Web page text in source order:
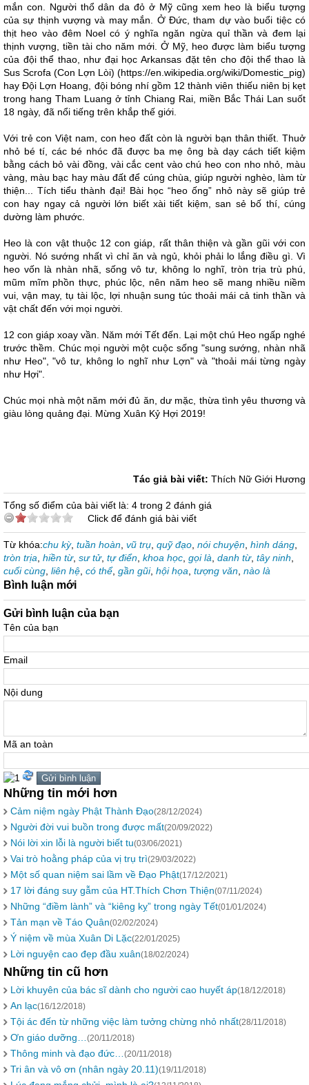
mắn con. Người thổ dân da đỏ ở Mỹ cũng xem heo là biểu tượng
của sự thịnh vượng và may mắn. Ở Đức, tham dự vào buổi tiệc có
thịt heo vào đêm Noel có ý nghĩa ngăn ngừa quỉ thần và đem lại
thịnh vượng, tiền tài cho năm mới. Ở Mỹ, heo được làm biểu tượng
của đội thể thao, như đại học Arkansas đặt tên cho đội thể thao là
Sus Scrofa (Con Lợn Lòi) (https://en.wikipedia.org/wiki/Domestic_pig)
hay Đội Lợn Hoang, đội bóng nhí gồm 12 thành viên thiếu niên bị kẹt
trong hang Tham Luang ở tỉnh Chiang Rai, miền Bắc Thái Lan suốt
18 ngày, đã nổi tiếng trên khắp thế giới.
Với trẻ con Việt nam, con heo đất còn là người bạn thân thiết. Thuở
nhỏ bé tí, các bé nhóc đã được ba mẹ ông bà dạy cách tiết kiệm
bằng cách bỏ vài đồng, vài cắc cent vào chú heo con nho nhỏ, màu
vàng, màu bạc hay màu đất để cúng chùa, giúp người nghèo, làm từ
thiện... Tích tiểu thành đại! Bài học “heo ống” nhỏ này sẽ giúp trẻ
con hay ngay cả người lớn biết xài tiết kiệm, san sẻ bố thí, cúng
dường làm phước.
Heo là con vật thuộc 12 con giáp, rất thân thiện và gần gũi với con
người. Nó sướng nhất vì chỉ ăn và ngủ, khỏi phải lo lắng điều gì. Vì
heo vốn là nhàn nhã, sống vô tư, không lo nghĩ, tròn trịa trù phú,
mũm mĩm phồn thực, phúc lộc, nên năm heo sẽ mang nhiều niềm
vui, vận may, tụ tài lộc, lợi nhuận sung túc thoải mái cả tinh thần và
vật chất đến với mọi người.
12 con giáp xoay vần. Năm mới Tết đến. Lại một chú Heo ngấp nghé
trước thềm. Chúc mọi người một cuộc sống "sung sướng, nhàn nhã
như Heo", "vô tư, không lo nghĩ như Lợn" và "thoải mái từng ngày
như Hợi".
Chúc mọi nhà một năm mới đủ ăn, dư mặc, thừa tình yêu thương và
giàu lòng quảng đại. Mừng Xuân Kỷ Hợi 2019!
Tác giả bài viết: Thích Nữ Giới Hương
Tổng số điểm của bài viết là: 4 trong 2 đánh giá
Click để đánh giá bài viết
Từ khóa:chu kỳ, tuần hoàn vũ trụ quỹ đạo nói chuyện hình dáng
tròn trịa hiền từ, sư tử, tự điển khoa học gọi là danh từ, tây ninh
cuối cùng liên hệ có thể, gần gũi, hội họa tượng văn nào là
Bình luận mới
Gửi bình luận của bạn
Tên của bạn
Email
Nội dung
Mã an toàn
Những tin mới hơn
Cảm niệm ngày Phật Thành Đạo(28/12/2024)
Người đời vui buồn trong được mất(20/09/2022)
Nói lời xin lỗi là người biết tu(03/06/2021)
Vai trò hoằng pháp của vị trụ trì(29/03/2022)
Một số quan niệm sai lầm về Đạo Phật(17/12/2021)
17 lời đáng suy gẫm của HT.Thích Chơn Thiện(07/11/2024)
Những “điềm lành” và “kiêng kỵ” trong ngày Tết(01/01/2024)
Tản mạn về Táo Quân(02/02/2024)
Ý niệm về mùa Xuân Di Lặc(22/01/2025)
Lời nguyện cao đẹp đầu xuân(18/02/2024)
Những tin cũ hơn
Lời khuyên của bác sĩ dành cho người cao huyết áp(18/12/2018)
An lạc(16/12/2018)
Tội ác đến từ những việc làm tưởng chừng nhỏ nhất(28/11/2018)
Ơn giáo dưỡng… (20/11/2018)
Thông minh và đạo đức… (20/11/2018)
Tri ân và vô ơn (nhân ngày 20.11)(19/11/2018)